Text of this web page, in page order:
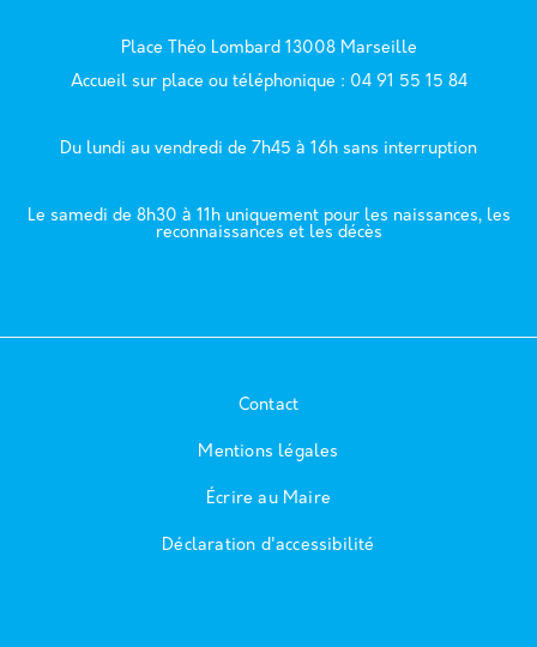
Place Théo Lombard 13008 Marseille
Accueil sur place ou téléphonique : 04 91 55 15 84
Du lundi au vendredi de 7h45 à 16h sans interruption
Le samedi de 8h30 à 11h uniquement pour les naissances, les
reconnaissances et les décès
Contact
Mentions légales
Écrire au Maire
Déclaration d'accessibilité